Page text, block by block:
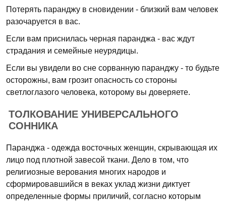
Потерять паранджу в сновидении - близкий вам человек
разочаруется в вас.
Если вам приснилась черная паранджа - вас ждут
страдания и семейные неурядицы.
Если вы увидели во сне сорванную паранджу - то будьте
осторожны, вам грозит опасность со стороны
светлоглазого человека, которому вы доверяете.
ТОЛКОВАНИЕ УНИВЕРСАЛЬНОГО
СОННИКА
Паранджа - одежда восточных женщин, скрывающая их
лицо под плотной завесой ткани. Дело в том, что
религиозные верования многих народов и
сформировавшийся в веках уклад жизни диктует
определенные формы приличий, согласно которым